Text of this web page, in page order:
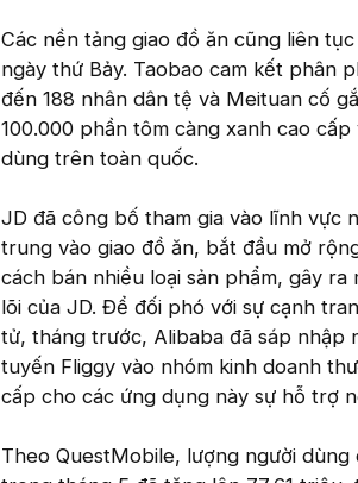
Các nền tảng giao đồ ăn cũng liên
ngày thứ Bảy. Taobao cam kết phân
đến 188 nhân dân tệ và Meituan cố
100.000 phần tôm càng xanh cao
dùng trên toàn quốc.
JD đã công bố tham gia vào lĩnh vực
trung vào giao đồ ăn, bắt đầu mở
cách bán nhiều loại sản phẩm, gây
lõi của JD. Để đối phó với sự cạnh
tử, tháng trước, Alibaba đã sáp nhập
tuyến Fliggy vào nhóm kinh doanh
cấp cho các ứng dụng này sự hỗ trợ
Theo QuestMobile, lượng người